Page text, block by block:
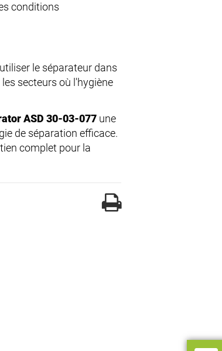
conditions
le séparateur dans
secteurs où l'hygiène
ASD 30-03-077 une
de séparation efficace.
complet pour la